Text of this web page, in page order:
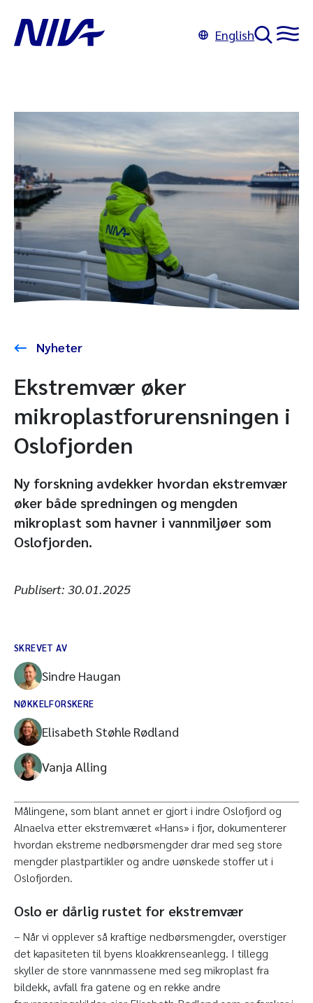
English
Nyheter
Ekstremvær øker
mikroplastforurensningen i
Oslofjorden
Ny forskning avdekker hvordan ekstremvær
øker både spredningen og mengden
mikroplast som havner i vannmiljøer som
Oslofjorden.
Publisert: 30.01.2025
SKREVET AV
Sindre Haugan
NØKKELFORSKERE
Elisabeth Støhle Rødland
Vanja Alling
Målingene, som blant annet er gjort i indre Oslofjord og
Alnaelva etter ekstremværet «Hans» i fjor, dokumenterer
hvordan ekstreme nedbørsmengder drar med seg store
mengder plastpartikler og andre uønskede stoffer ut i
Oslofjorden.
Oslo er dårlig rustet for ekstremvær
– Når vi opplever så kraftige nedbørsmengder, overstiger
det kapasiteten til byens kloakkrenseanlegg. I tillegg
skyller de store vannmassene med seg mikroplast fra
bildekk, avfall fra gatene og en rekke andre